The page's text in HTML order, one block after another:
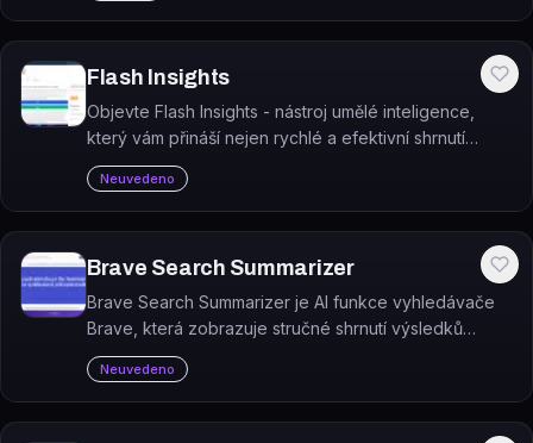
Flash Insights
Objevte Flash Insights - nástroj umělé inteligence,
který vám přináší nejen rychlé a efektivní shrnutí
webů a videí, ale také vám pomáhá při učení. A to vše
zcela zdarma!
Neuvedeno
Brave Search Summarizer
Brave Search Summarizer je AI funkce vyhledávače
Brave, která zobrazuje stručné shrnutí výsledků
vyhledávání přímo v horní části stránky s výsledky.
Neuvedeno